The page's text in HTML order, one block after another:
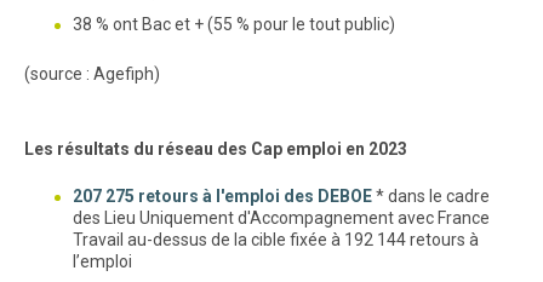
38 % ont Bac et + (55 % pour le tout public)
(source : Agefiph)
Les résultats du réseau des Cap emploi en 2023
207 275 retours à l'emploi des DEBOE* dans le cadre
des Lieu Uniquement d'Accompagnement avec France
Travail au-dessus de la cible fixée à 192 144 retours à
l’emploi